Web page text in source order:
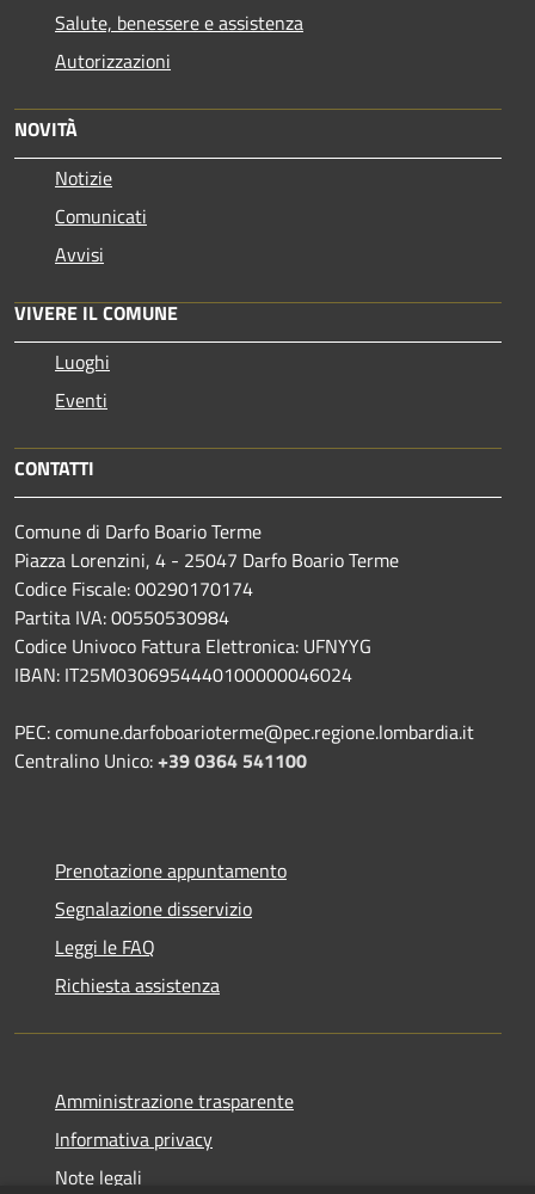
Salute, benessere e assistenza
Autorizzazioni
NOVITÀ
Notizie
Comunicati
Avvisi
VIVERE IL COMUNE
Luoghi
Eventi
CONTATTI
Comune di Darfo Boario Terme
Piazza Lorenzini, 4 - 25047 Darfo Boario Terme
Codice Fiscale: 00290170174
Partita IVA: 00550530984
Codice Univoco Fattura Elettronica: UFNYYG
IBAN: IT25M0306954440100000046024
PEC: comune.darfoboarioterme@pec.regione.lombardia.it
Centralino Unico:+39 0364 541100
Prenotazione appuntamento
Segnalazione disservizio
Leggi le FAQ
Richiesta assistenza
Amministrazione trasparente
Informativa privacy
Note legali